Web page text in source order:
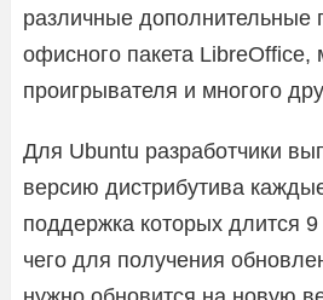
различные дополнительные
офисного пакета LibreOffice,
проигрывателя и многого
Для Ubuntu разработчики
версию дистрибутива
поддержка которых длится
чего для получения